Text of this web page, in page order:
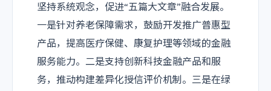
坚持系统观念，促进“五篇大文章”融合发展。
一是针对养老保障需求，鼓励开发推广普惠型
产品，提高医疗保健、康复护理等领域的金融
服务能力。二是支持创新科技金融产品和服
务，推动构建差异化授信评价机制。三是在绿